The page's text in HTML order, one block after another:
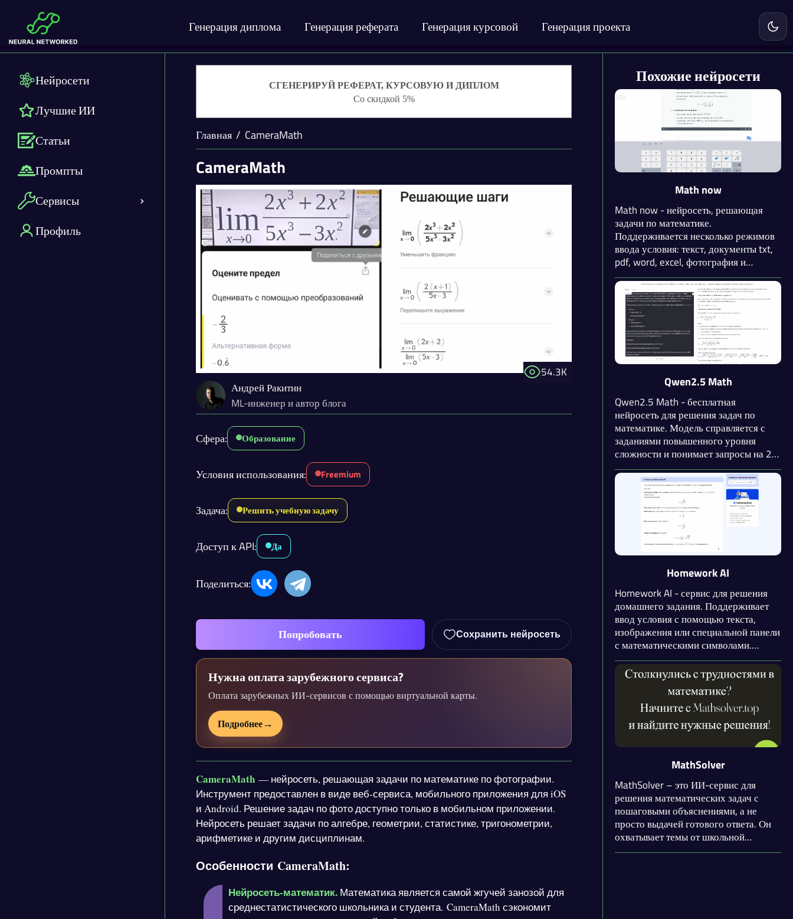
Генерация диплома Генерация реферата Генерация курсовой Генерация проекта
Нейросети
Лучшие ИИ
Статьи
Промпты
Сервисы
Профиль
СГЕНЕРИРУЙ РЕФЕРАТ, КУРСОВУЮ И ДИПЛОМ
Со скидкой 5%
Главная CameraMath
CameraMath
54.3K
Андрей Ракитин
ML-инженер и автор блога
Сфера: Образование
Условия использования: Freemium
Задача: Решить учебную задачу
Доступ к API: Да
Поделиться:
Попробовать Сохранить нейросеть
Нужна оплата зарубежного сервиса?
Оплата зарубежных ИИ-сервисов с помощью виртуальной карты.
Подробнее→
CameraMath— нейросеть, решающая задачи по математике по фотографии.
Инструмент предоставлен в виде веб-сервиса, мобильного приложения для iOS
и Android. Решение задач по фото доступно только в мобильном приложении.
Нейросеть решает задачи по алгебре, геометрии, статистике, тригонометрии,
арифметике и другим дисциплинам.
Особенности CameraMath:
Нейросеть-математик.Математика является самой жгучей занозой для
среднестатистического школьника и студента. CameraMath сэкономит
Похожие нейросети
Math now
Math now - нейросеть, решающая
задачи по математике.
Поддерживается несколько режимов
ввода условия: текст, документы txt,
pdf, word, excel, фотография и
формулы с помощью специальной
панели. ИИ предоставляет решение
задачи с подробным разбором
алгоритма и теоретическим
обоснованием.
Qwen2.5 Math
Qwen2.5 Math - бесплатная
нейросеть для решения задач по
математике. Модель справляется с
заданиями повышенного уровня
сложности и понимает запросы на 29
языках. Нейросеть способна решать
задачи по математике по фото,
рисунку или текстовому условию.
Доступно использование
инструмента на Hugging Face,
локально и с помощью API.
Homework AI
Homework AI - сервис для решения
домашнего задания. Поддерживает
ввод условия с помощью текста,
изображения или специальной панели
с математическими символами.
Нейросеть предоставляет подробное
решение задачи с формулами и
пояснениями. Поддерживается
широкий спектр дисциплин и языков.
MathSolver
MathSolver – это ИИ-сервис для
решения математических задач с
пошаговыми объяснениями, а не
просто выдачей готового ответа. Он
охватывает темы от школьной
алгебры и геометрии до